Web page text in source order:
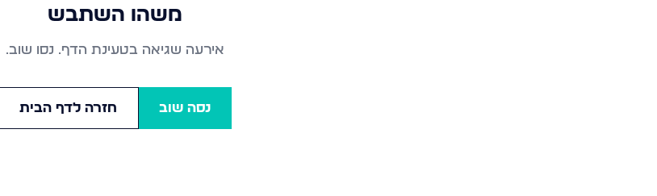
משהו השתבש
אירעה שגיאה בטעינת הדף. נסו שוב.
נסה שוב חזרה לדף הבית